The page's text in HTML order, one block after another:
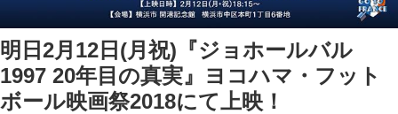
明日2月12日(月祝)『ジョホールバル
1997 20年目の真実』ヨコハマ・フット
ボール映画祭2018にて上映！